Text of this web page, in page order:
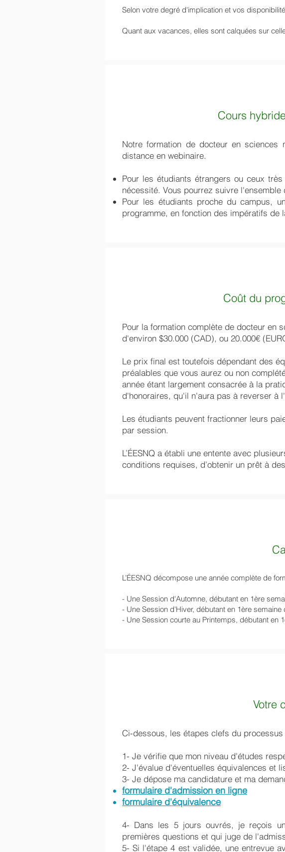
​Selon votre degré d'implication et vos
Quant aux vacances, elles sont calquées sur
Cours
Notre formation de docteur en
distance en webinaire.
Pour les étudiants étrangers ou ceux
nécessité. Vous pourrez suivre
Pour les étudiants proche du campus,
programme, en fonction des impératifs de
Coût du
Pour la formation complète de docteur en
d'environ $30.000 (CAD), ou 20.000€
Le prix final est toutefois dépendant des
préalables que vous aurez ou non
année étant largement consacrée à la
d'honoraires, qu'il n'aura pas à reverser à
Les étudiants peuvent fractionner leurs
par session.
L’ÉESNQ a établi une entente avec
conditions requises, d’obtenir un prêt à
L’ÉESNQ décompose une année complète de
- Une Session d'Automne, débutant en 1ère
- Une Session d'Hiver, débutant en 1ère
- Une Session courte au Printemps, débutant en
Votre
Ci-dessous, les étapes clefs du
1- Je vérifie que mon niveau d'études
2- J'évalue d'éventuelles équivalences et
3- Je dépose ma candidature et ma
formulaire d'admission en ligne
formulaire d'équivalence
4- Dans les 5 jours ouvrés, je reçois
premières questions et qui juge de
5- Si l'étape 4 est validée, une entrevue